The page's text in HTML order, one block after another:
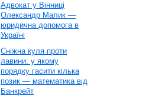
Адвокат у Вінниці
Олександр Малик —
юридична допомога в
Україні
Сніжна куля проти
лавини: у якому
порядку гасити кілька
позик — математика від
Банкрейт